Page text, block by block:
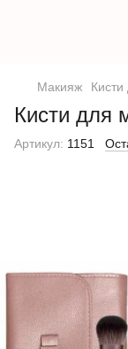
Макияж
Кисти для
Артикул: 1151